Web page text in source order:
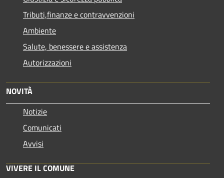
Tributi,finanze e contravvenzioni
Ambiente
Salute, benessere e assistenza
Autorizzazioni
NOVITÀ
Notizie
Comunicati
Avvisi
VIVERE IL COMUNE